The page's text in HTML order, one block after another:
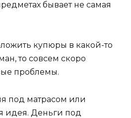
бывает не самая
купюры в какой-то
то совсем скоро
проблемы.
под матрасом или
идея. Деньги под